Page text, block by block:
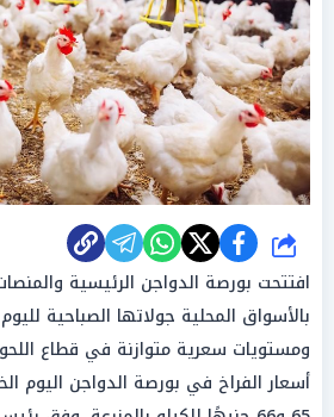
شارك
افتتحت بورصة الدواجن الرئيسية
بالأسواق المحلية جولاتها الصباحية
ومستويات سعرية متوازنة في قطاع